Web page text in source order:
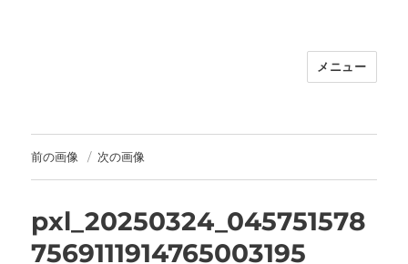
福岡｜天神/今泉/薬院の美容室｜moi
30代からの大人の本気ケアサロン｜オ
フィシャルサイト｜福岡天神エリアで
早朝7時から深夜24時まで営業｜天然
100％ハナヘナ｜湯シャン｜
メニュー
前の画像 次の画像
pxl_20250324_045751578
7569111914765003195